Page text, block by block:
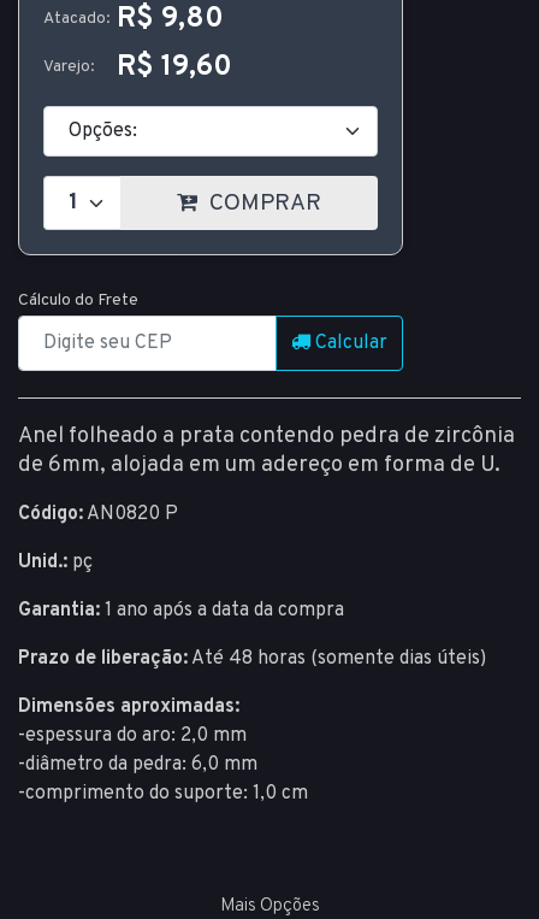
Atacado: R$ 9,80
Varejo: R$ 19,60
COMPRAR
Cálculo do Frete
Calcular
Anel folheado a prata contendo pedra de zircônia
de 6mm, alojada em um adereço em forma de U.
Código: AN0820 P
Unid.: pç
Garantia: 1 ano após a data da compra
Prazo de liberação: Até 48 horas (somente dias úteis)
Dimensões aproximadas:
-espessura do aro: 2,0 mm
-diâmetro da pedra: 6,0 mm
-comprimento do suporte: 1,0 cm
Mais Opções